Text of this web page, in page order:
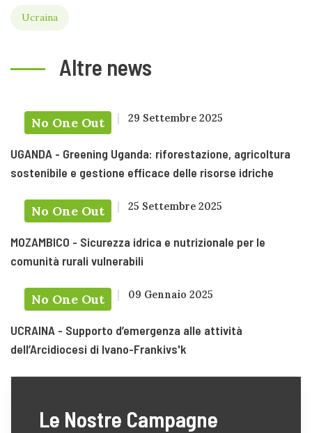
Ucraina
Altre news
No One Out 29 Settembre 2025
UGANDA - Greening Uganda: riforestazione, agricoltura
sostenibile e gestione efficace delle risorse idriche
No One Out 25 Settembre 2025
MOZAMBICO - Sicurezza idrica e nutrizionale per le
comunità rurali vulnerabili
No One Out 09 Gennaio 2025
UCRAINA - Supporto d’emergenza alle attività
dell’Arcidiocesi di Ivano-Frankivs'k
Le Nostre Campagne